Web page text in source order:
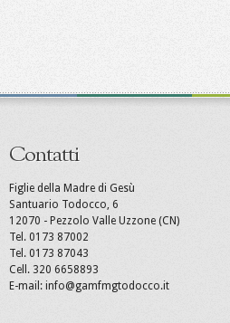
Contatti
Figlie della Madre di Gesù
Santuario Todocco, 6
12070 - Pezzolo Valle Uzzone (CN)
Tel. 0173 87002
Tel. 0173 87043
Cell. 320 6658893
E-mail: info@gamfmgtodocco.it